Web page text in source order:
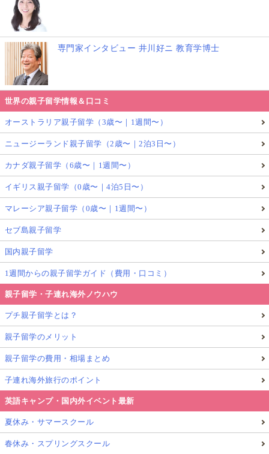
専門家インタビュー 井川好ニ 教育学博士
世界の親子留学情報＆口コミ
オーストラリア親子留学（3歳〜｜1週間〜）
ニュージーランド親子留学（2歳〜｜2泊3日〜）
カナダ親子留学（6歳〜｜1週間〜）
イギリス親子留学（0歳〜｜4泊5日〜）
マレーシア親子留学（0歳〜｜1週間〜）
セブ島親子留学
国内親子留学
1週間からの親子留学ガイド（費用・口コミ）
親子留学・子連れ海外ノウハウ
プチ親子留学とは？
親子留学のメリット
親子留学の費用・相場まとめ
子連れ海外旅行のポイント
英語キャンプ・国内外イベント最新
夏休み・サマースクール
春休み・スプリングスクール